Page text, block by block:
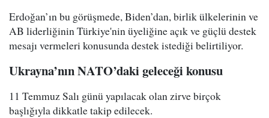
Erdoğan’ın bu görüşmede, Biden’dan, birlik ülkelerinin ve
AB liderliğinin Türkiye'nin üyeliğine açık ve güçlü destek
mesajı vermeleri konusunda destek istediği belirtiliyor.
Ukrayna’nın NATO’daki geleceği konusu
11 Temmuz Salı günü yapılacak olan zirve birçok
başlığıyla dikkatle takip edilecek.